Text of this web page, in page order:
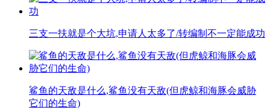
三支一扶就是个大坑,申请人太多了/转编制不一定能成功
鲨鱼的天敌是什么,鲨鱼没有天敌(但虎鲸和海豚会威胁
它们的生命)